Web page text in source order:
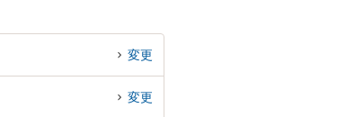
変更
変更